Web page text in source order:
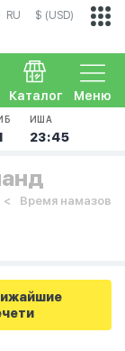
RU $ (USD)
Меню
Каталог
ИША
23:45
Время намазов